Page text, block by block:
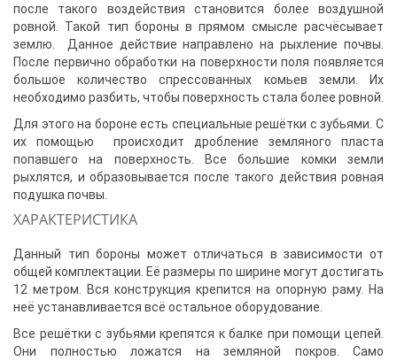
после такого воздействия становится более воздушной
ровной. Такой тип бороны в прямом смысле расчёсывает
землю. Данное действие направлено на рыхление почвы.
После первично обработки на поверхности поля появляется
большое количество спрессованных комьев земли. Их
необходимо разбить, чтобы поверхность стала более ровной.
Для этого на бороне есть специальные решётки с зубьями. С
их помощью происходит дробление земляного пласта
попавшего на поверхность. Все большие комки земли
рыхлятся, и образовывается после такого действия ровная
подушка почвы.
ХАРАКТЕРИСТИКА
Данный тип бороны может отличаться в зависимости от
общей комплектации. Её размеры по ширине могут достигать
12 метром. Вся конструкция крепится на опорную раму. На
неё устанавливается всё остальное оборудование.
Все решётки с зубьями крепятся к балке при помощи цепей.
Они полностью ложатся на земляной покров. Само